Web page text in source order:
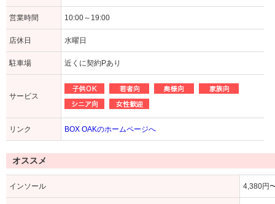
営業時間 10:00～19:00
店休日 水曜日
駐車場 近くに契約Pあり
サービス
リンク BOX OAKのホームページへ
オススメ
インソール 4,380円